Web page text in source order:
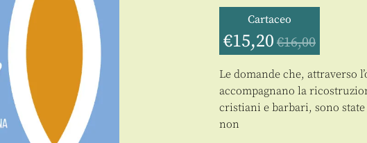
Cartaceo
€15,20 €16,00
Le domande che, attraverso
accompagnano la
cristiani e barbari, sono
non